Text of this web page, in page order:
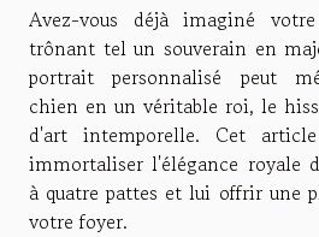
Avez-vous déjà imaginé
trônant tel un souverain en
portrait personnalisé peut
chien en un véritable roi, le
d'art intemporelle. Cet
immortaliser l'élégance royale
à quatre pattes et lui offrir une
votre foyer.